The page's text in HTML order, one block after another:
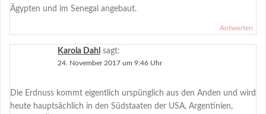
Ägypten und im Senegal angebaut.
Antworten
Karola Dahl sagt:
24. November 2017 um 9:46 Uhr
Die Erdnuss kommt eigentlich urspünglich aus den Anden und wird
heute hauptsächlich in den Südstaaten der USA, Argentinien,